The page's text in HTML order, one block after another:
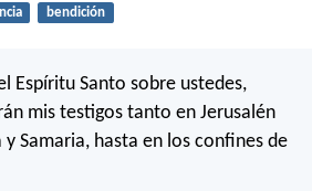
bendición
Espíritu Santo sobre ustedes,
mis testigos tanto en Jerusalén
Samaria, hasta en los confines de